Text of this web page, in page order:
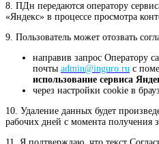
8. ПДн передаются оператору
«Яндекс» в процессе просмотра
9. Пользователь может отозвать
направив запрос Оператору
почты admin@inguro.ru с
использование сервиса
через настройки cookie в
10. Удаление данных будет
рабочих дней с момента получения